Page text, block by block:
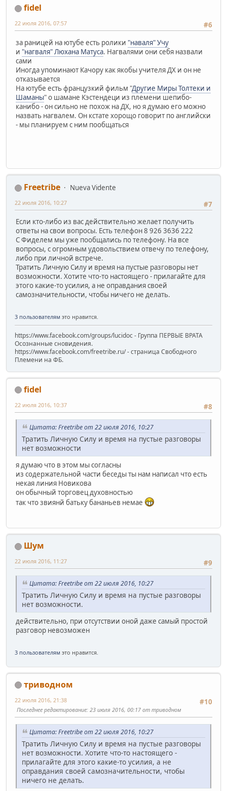
fidel
#6
22 июля 2016, 07:57
за раницей на ютубе есть ролики "наваля" Учу
и "нагваля" Люхана Матуса. Нагвалями они себя назвали
сами
Иногда упоминают Качору как якобы учителя ДХ и он не
отказывается
На ютубе есть французкий фильм "Другие Миры Толтеки и
Шаманы" о шамане Кэстендеци из племени шепибо-
канибо - он сильно не похож на ДХ, но я думаю его можно
назвать нагвалем. Он кстате хорощо говорит по английски
- мы планируем с ним пообщаться
Freetribe
Nueva Vidente
#7
22 июля 2016, 10:27
Если кто-либо из вас действительно желает получить
ответы на свои вопросы. Есть телефон 8 926 3636 222
С Фиделем мы уже пообщались по телефону. На все
вопросы, с огромным удовольствием отвечу по телефону,
либо при личной встрече.
Тратить Личную Силу и время на пустые разговоры нет
возможности. Хотите что-то настоящего - прилагайте для
этого какие-то усилия, а не оправдания своей
самозначительности, чтобы ничего не делать.
3 пользователям это нравится.
https://www.facebook.com/groups/lucidoc - Группа ПЕРВЫЕ ВРАТА
Осознанные сновидения.
https://www.facebook.com/freetribe.ru/ - страница Свободного
Племени на ФБ.
fidel
#8
22 июля 2016, 10:37
Цитата: Freetribe от 22 июля 2016, 10:27
Тратить Личную Силу и время на пустые разговоры
нет возможности
я думаю что в этом мы согласны
из содержательной части беседы ты нам написал что есть
некая линия Новикова
он обычный торговец духовностью
так что звиянй батьку бананьев немае
Шум
#9
22 июля 2016, 11:27
Цитата: Freetribe от 22 июля 2016, 10:27
Тратить Личную Силу и время на пустые разговоры
нет возможности.
действительно, при отсутствии оной даже самый простой
разговор невозможен
3 пользователям это нравится.
триводном
#10
22 июля 2016, 21:38
Последнее редактирование: 23 июля 2016, 00:17 от триводном
Цитата: Freetribe от 22 июля 2016, 10:27
Тратить Личную Силу и время на пустые разговоры
нет возможности. Хотите что-то настоящего -
прилагайте для этого какие-то усилия, а не
оправдания своей самозначительности, чтобы
ничего не делать.